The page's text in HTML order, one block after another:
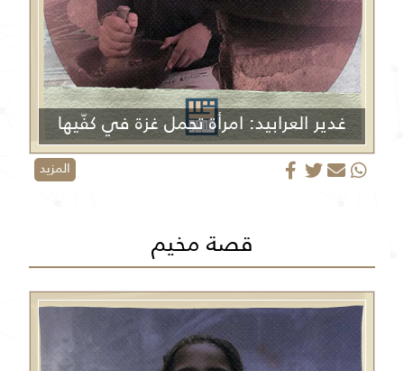
غدير العرابيد: امرأة تحمل غزة في كفّيها
المزيد
قصة مخيم